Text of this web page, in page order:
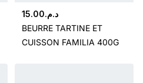
د.م.15.00
BEURRE TARTINE ET
CUISSON FAMILIA 400G